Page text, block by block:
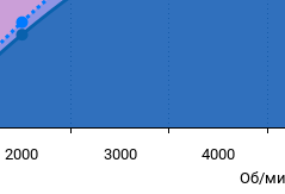
Об/
2000 3000 4000